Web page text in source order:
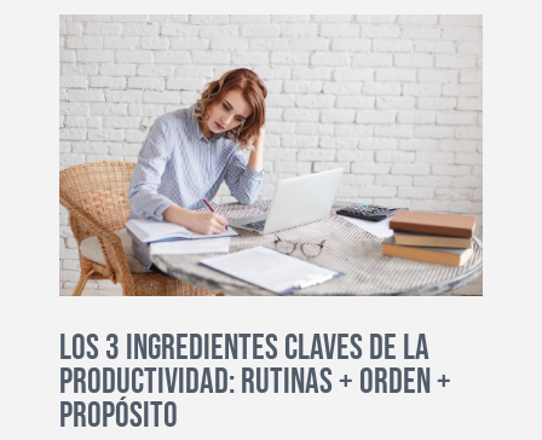
Los 3 ingredientes claves de la
productividad: rutinas + orden +
propósito